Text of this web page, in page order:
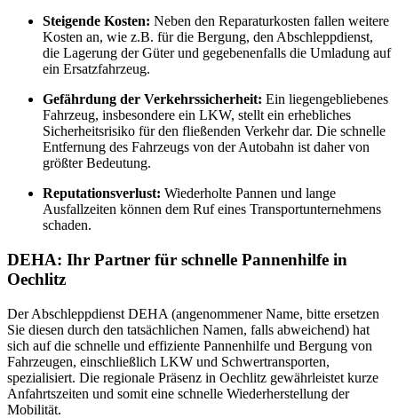
Steigende Kosten: Neben den Reparaturkosten fallen weitere
Kosten an, wie z.B. für die Bergung, den Abschleppdienst,
die Lagerung der Güter und gegebenenfalls die Umladung auf
ein Ersatzfahrzeug.
Gefährdung der Verkehrssicherheit: Ein liegengebliebenes
Fahrzeug, insbesondere ein LKW, stellt ein erhebliches
Sicherheitsrisiko für den fließenden Verkehr dar. Die schnelle
Entfernung des Fahrzeugs von der Autobahn ist daher von
größter Bedeutung.
Reputationsverlust: Wiederholte Pannen und lange
Ausfallzeiten können dem Ruf eines Transportunternehmens
schaden.
DEHA: Ihr Partner für schnelle Pannenhilfe in
Oechlitz
Der Abschleppdienst DEHA (angenommener Name, bitte ersetzen
Sie diesen durch den tatsächlichen Namen, falls abweichend) hat
sich auf die schnelle und effiziente Pannenhilfe und Bergung von
Fahrzeugen, einschließlich LKW und Schwertransporten,
spezialisiert. Die regionale Präsenz in Oechlitz gewährleistet kurze
Anfahrtszeiten und somit eine schnelle Wiederherstellung der
Mobilität.